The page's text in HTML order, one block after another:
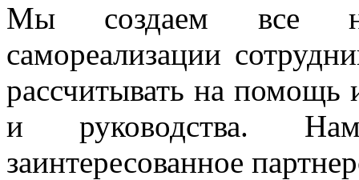
Мы создаем все
самореализации
рассчитывать на помощь
и руководства.
заинтересованное